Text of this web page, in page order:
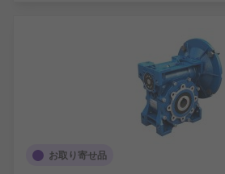
お取り寄せ品